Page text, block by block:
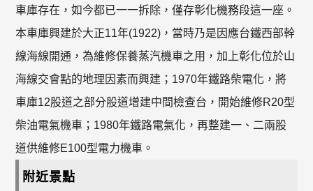
車庫存在，如今都已一一拆除，僅存彰化機務段這一座。
本車庫興建於大正11年(1922)，當時乃是因應台鐵西部幹
線海線開通，為維修保養蒸汽機車之用，加上彰化位於山
海線交會點的地理因素而興建；1970年鐵路柴電化，將
車庫12股道之部分股道增建中間檢查台，開始維修R20型
柴油電氣機車；1980年鐵路電氣化，再整建一、二兩股
道供維修E100型電力機車。
附近景點